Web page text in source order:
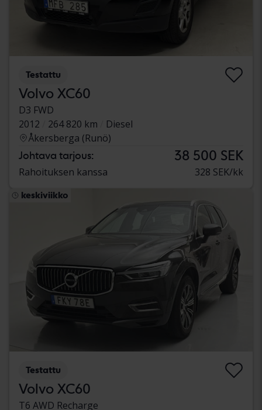
Testattu
Volvo XC60
D3 FWD
2012
264 820 km
Diesel
Åkersberga (Runö)
Johtava tarjous: 38 500 SEK
Rahoituksen kanssa 328 SEK/kk
keskiviikko
Testattu
Volvo XC60
T6 AWD Recharge